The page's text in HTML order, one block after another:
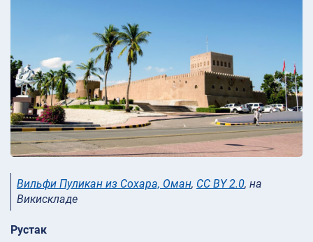
Вильфи Пуликан из Сохара, Оман, CC BY 2.0, на
Викискладе
Рустак